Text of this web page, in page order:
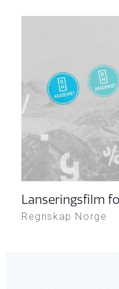
Lanseringsfilm
Regnskap Norge